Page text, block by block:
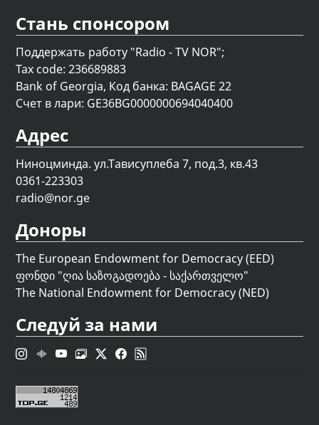
Стань спонсором
Поддержать работу "Radio - TV NOR";
Tax code: 236689883
Bank of Georgia, Код банка: BAGAGE 22
Счет в лари: GE36BG0000000694040400
Адрес
Ниноцминда. ул.Тависуплеба 7, под.3, кв.43
0361-223303
radio@nor.ge
Доноры
The European Endowment for Democracy (EED)
ფონდი "ღია საზოგადოება - საქართველო"
The National Endowment for Democracy (NED)
Следуй за нами